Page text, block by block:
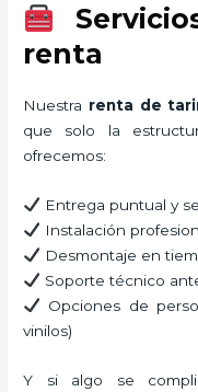
renta
Nuestra renta de
que solo la
ofrecemos:
Entrega puntual y
Instalación
Desmontaje en
Soporte técnico
Opciones de
vinilos)
Y si algo se